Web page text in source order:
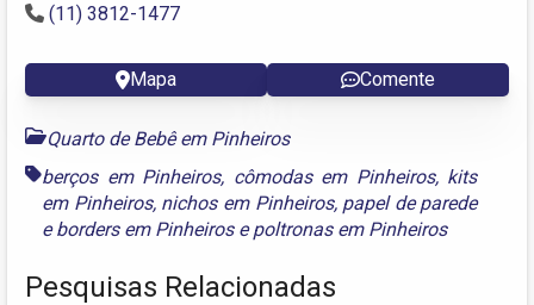
(11) 3812-1477
Mapa Comente
Quarto de Bebê em Pinheiros
berços em Pinheiros, cômodas em Pinheiros, kits
em Pinheiros, nichos em Pinheiros, papel de parede
e borders em Pinheirosepoltronas em Pinheiros
Pesquisas Relacionadas